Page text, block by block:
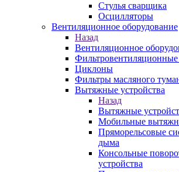
Стулья сварщика
Осцилляторы
Вентиляционное оборудование
Назад
Вентиляционное
Фильтровентиляционные
Циклоны
Фильтры масляного
Вытяжные устройства
Назад
Вытяжные
Мобильные
Пряморельсовые
дыма
Консольные
устройства